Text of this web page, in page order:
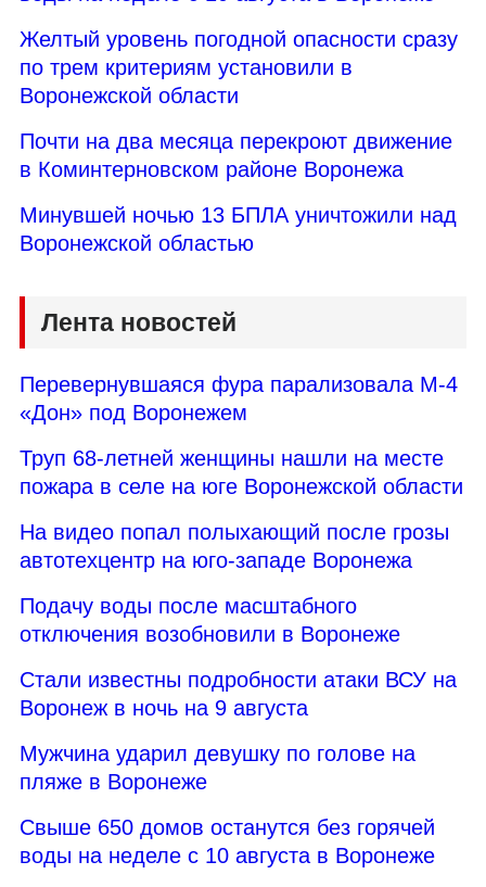
Желтый уровень погодной опасности сразу
по трем критериям установили в
Воронежской области
Почти на два месяца перекроют движение
в Коминтерновском районе Воронежа
Минувшей ночью 13 БПЛА уничтожили над
Воронежской областью
Лента новостей
Перевернувшаяся фура парализовала М-4
«Дон» под Воронежем
Труп 68-летней женщины нашли на месте
пожара в селе на юге Воронежской области
На видео попал полыхающий после грозы
автотехцентр на юго-западе Воронежа
Подачу воды после масштабного
отключения возобновили в Воронеже
Стали известны подробности атаки ВСУ на
Воронеж в ночь на 9 августа
Мужчина ударил девушку по голове на
пляже в Воронеже
Свыше 650 домов останутся без горячей
воды на неделе с 10 августа в Воронеже